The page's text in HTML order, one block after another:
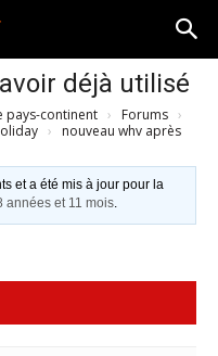
déjà utilisé
pays-continent › Forums ›
›
nouveau whv après
et a été mis à jour pour la
années et 11 mois.